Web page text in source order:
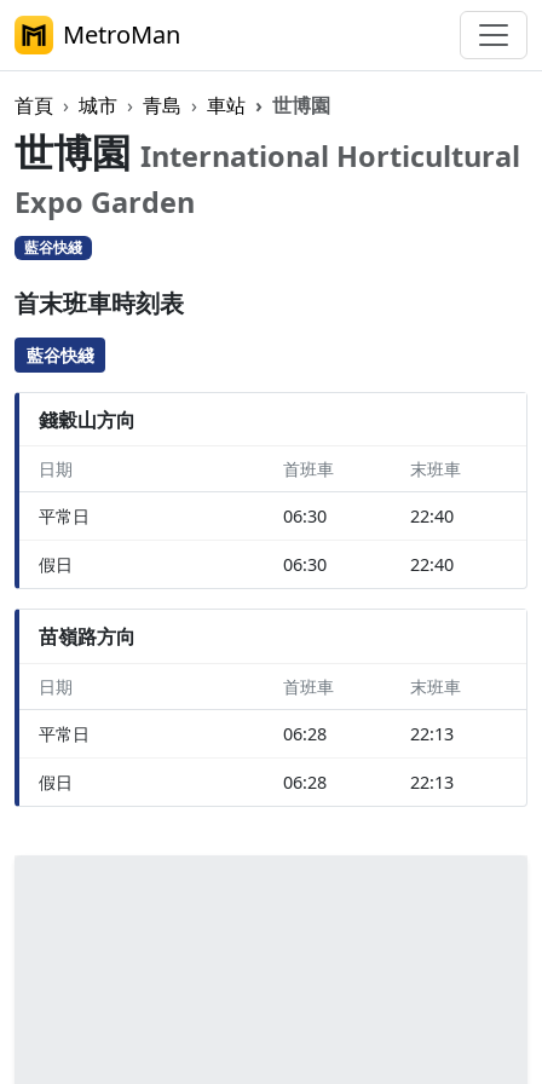
MetroMan
首頁 城市 青島 車站 世博園
世博園 International Horticultural
Expo Garden
藍谷快綫
首末班車時刻表
藍谷快綫
錢穀山方向
日期 首班車 末班車
平常日 06:30 22:40
假日 06:30 22:40
苗嶺路方向
日期 首班車 末班車
平常日 06:28 22:13
假日 06:28 22:13